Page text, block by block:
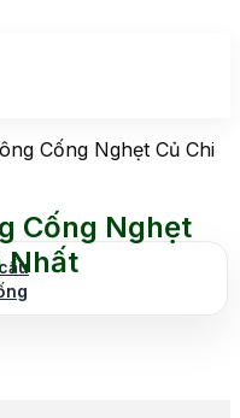
Cống Nghẹt Củ Chi
Cống Nghẹt
Nhất